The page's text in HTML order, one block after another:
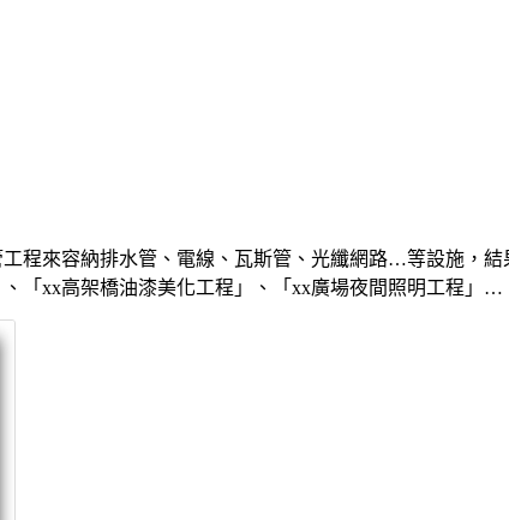
程來容納排水管、電線、瓦斯管、光纖網路…等設施，結
「xx高架橋油漆美化工程」、「xx廣場夜間照明工程」…